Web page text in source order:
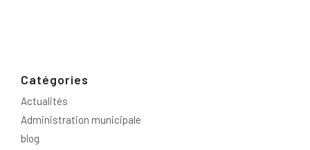
Catégories
Actualités
Administration municipale
blog